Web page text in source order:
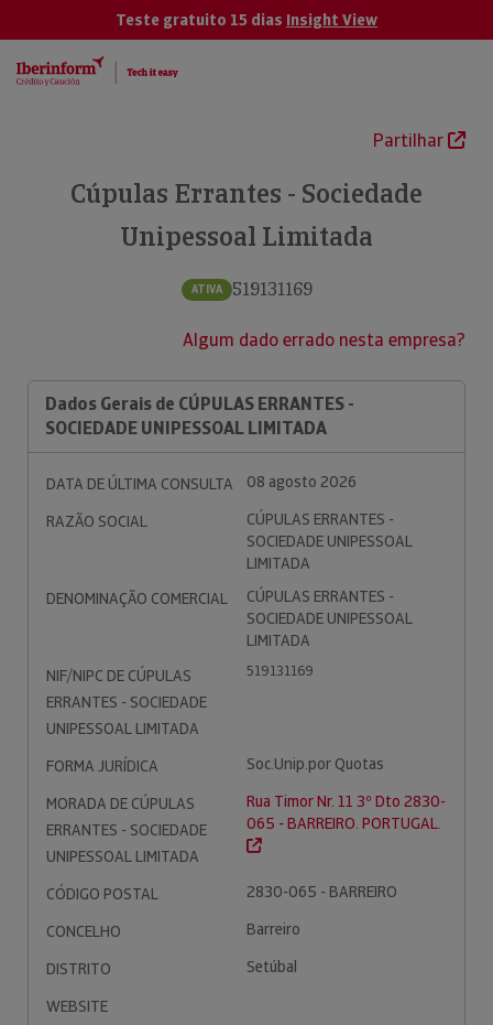
Teste gratuito 15 dias Insight View
Partilhar
Cúpulas Errantes - Sociedade
Unipessoal Limitada
ATIVA 519131169
Algum dado errado nesta empresa?
Dados Gerais de CÚPULAS ERRANTES -
SOCIEDADE UNIPESSOAL LIMITADA
DATA DE ÚLTIMA CONSULTA
08 agosto 2026
RAZÃO SOCIAL
CÚPULAS ERRANTES -
SOCIEDADE UNIPESSOAL
LIMITADA
DENOMINAÇÃO COMERCIAL
CÚPULAS ERRANTES -
SOCIEDADE UNIPESSOAL
LIMITADA
NIF/NIPC DE CÚPULAS
ERRANTES - SOCIEDADE
UNIPESSOAL LIMITADA
519131169
FORMA JURÍDICA
Soc.Unip.por Quotas
MORADA DE CÚPULAS
ERRANTES - SOCIEDADE
UNIPESSOAL LIMITADA
Rua Timor Nr. 11 3º Dto 2830-
065 - BARREIRO. PORTUGAL.
CÓDIGO POSTAL
2830-065 - BARREIRO
CONCELHO
Barreiro
DISTRITO
Setúbal
WEBSITE